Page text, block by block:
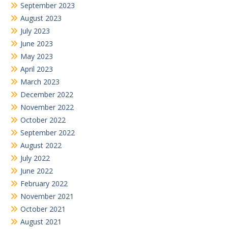
September 2023
August 2023
July 2023
June 2023
May 2023
April 2023
March 2023
December 2022
November 2022
October 2022
September 2022
August 2022
July 2022
June 2022
February 2022
November 2021
October 2021
August 2021